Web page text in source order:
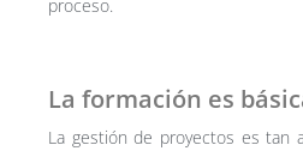
proceso.
La formación es
La gestión de proyectos es tan